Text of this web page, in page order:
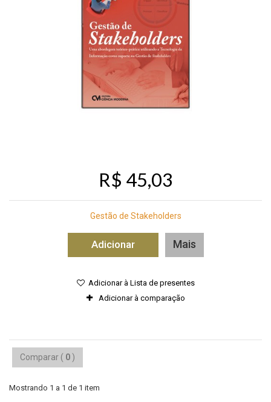
R$ 45,03
Gestão de Stakeholders
Adicionar Mais
Adicionar à Lista de presentes
Adicionar à comparação
Comparar ( 0 )
Mostrando 1 a 1 de 1 item